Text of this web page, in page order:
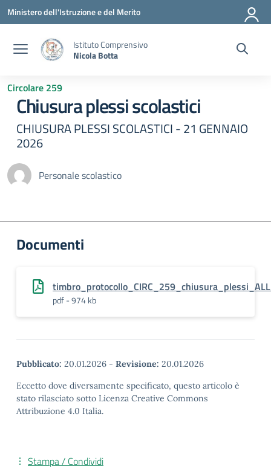
Vai ai contenuti
Vai al menu di navigazione
Vai al footer
Ministero dell'Istruzione e del Merito
Istituto Comprensivo
Nicola Botta
Circolare 259
Chiusura plessi scolastici
CHIUSURA PLESSI SCOLASTICI - 21 GENNAIO
2026
Personale scolastico
Documenti
pdf - 974 kb
Pubblicato: 20.01.2026 - Revisione: 20.01.2026
Eccetto dove diversamente specificato, questo articolo è
stato rilasciato sotto Licenza Creative Commons
Attribuzione 4.0 Italia.
Stampa / Condividi